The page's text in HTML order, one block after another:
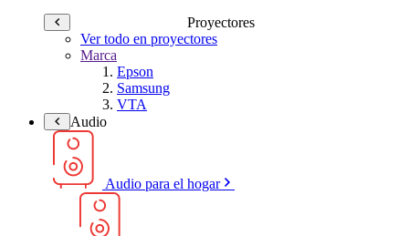
Proyectores
Ver todo en proyectores
Marca
Epson
Samsung
VTA
Audio
Audio para el hogar